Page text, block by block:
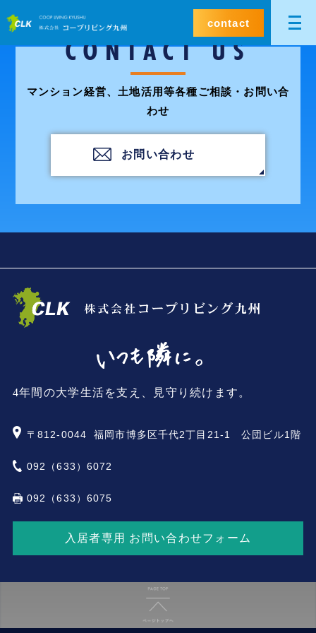
contact
CONTACT US
マンション経営、土地活用等各種ご相談・お問い合
わせ
お問い合わせ
4年間の大学生活を支え、見守り続けます。
〒812-0044 福岡市博多区千代2丁目21-1 公団ビル1階
092（633）6072
092（633）6075
入居者専用 お問い合わせフォーム